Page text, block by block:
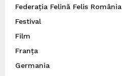
Federația Felină Felis România
Festival
Film
Franța
Germania